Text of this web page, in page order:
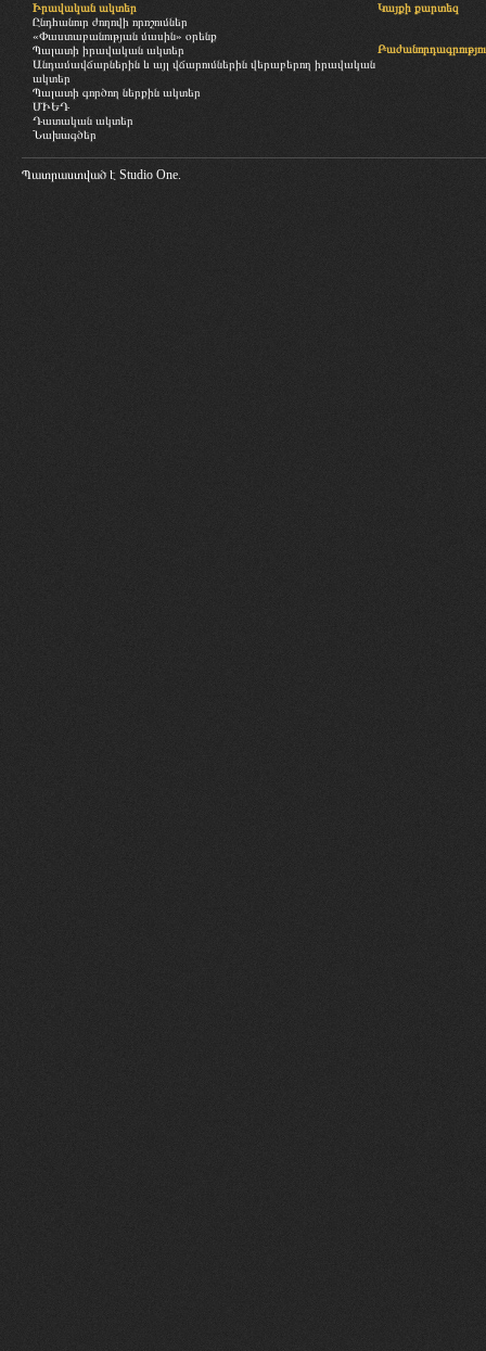
Իրավական ակտեր
Ընդհանուր ժողովի որոշումներ
«Փաստաբանության մասին» օրենք
Պալատի իրավական ակտեր
Անդամավճարներին և այլ վճարումներին վերաբերող իրավական
ակտեր
Պալատի գործող ներքին ակտեր
ՄԻԵԴ
Դատական ակտեր
Նախագծեր
Կայքի քարտեզ
Պատրաստված է Studio One.